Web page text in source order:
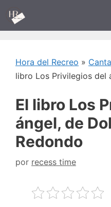
Saltar
contenido
Hora del Recreo »
libro Los Privilegios del
El libro Los
ángel, de
Redondo
por recess time